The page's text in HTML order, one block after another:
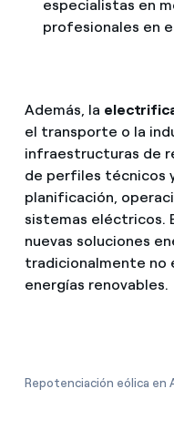
Fuente
especialistas en
profesionales en
Además, la
el transporte o la
infraestructuras de
de perfiles técnicos
planificación,
sistemas eléctricos.
nuevas soluciones
tradicionalmente no
energías renovables.
Repotenciación eólica en